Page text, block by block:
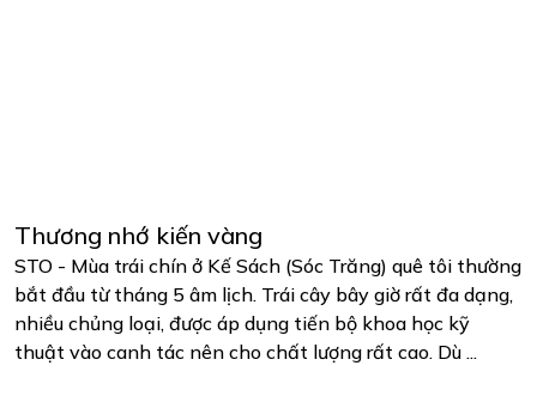
Thương nhớ kiến vàng
STO - Mùa trái chín ở Kế Sách (Sóc Trăng) quê tôi thường
bắt đầu từ tháng 5 âm lịch. Trái cây bây giờ rất đa dạng,
nhiều chủng loại, được áp dụng tiến bộ khoa học kỹ
thuật vào canh tác nên cho chất lượng rất cao. Dù ...